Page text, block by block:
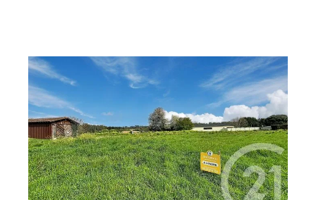
MONTPON MENESTEROL 24
1754 m
Ref : 11166
Terrain à vendre
31 500 €
CENTURY 21 Vallée de l'Isle vous propose ce